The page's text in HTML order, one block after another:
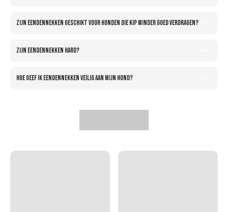
Zijn eendennekken geschikt voor honden die kip minder goed verdragen?
Zijn eendennekken hard?
Hoe geef ik eendennekken veilig aan mijn hond?